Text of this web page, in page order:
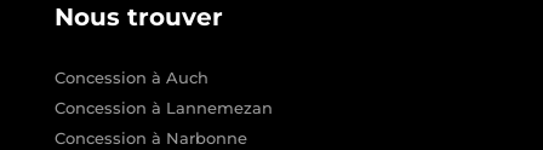
Nous trouver
Concession à Auch
Concession à Lannemezan
Concession à Narbonne